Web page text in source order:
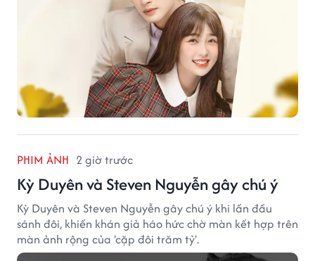
PHIM ẢNH 2 giờ trước
Kỳ Duyên và Steven Nguyễn gây chú ý
Kỳ Duyên và Steven Nguyễn gây chú ý khi lần đầu
sánh đôi, khiến khán giả háo hức chờ màn kết hợp trên
màn ảnh rộng của 'cặp đôi trăm tỷ'.